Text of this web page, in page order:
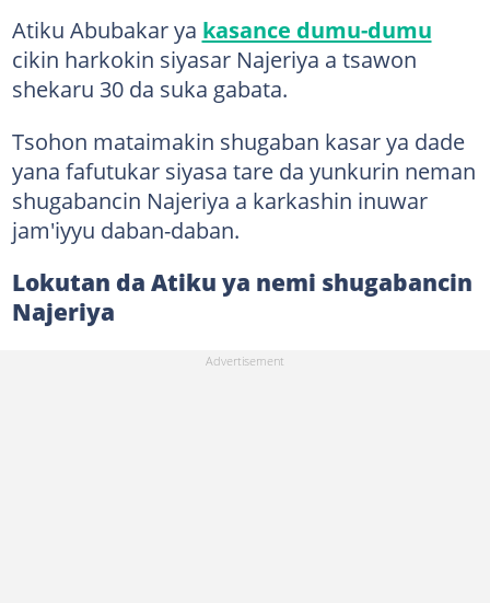
Atiku Abubakar ya kasance dumu-dumu
cikin harkokin siyasar Najeriya a tsawon
shekaru 30 da suka gabata.
Tsohon mataimakin shugaban kasar ya dade
yana fafutukar siyasa tare da yunkurin neman
shugabancin Najeriya a karkashin inuwar
jam'iyyu daban-daban.
Lokutan da Atiku ya nemi shugabancin
Najeriya